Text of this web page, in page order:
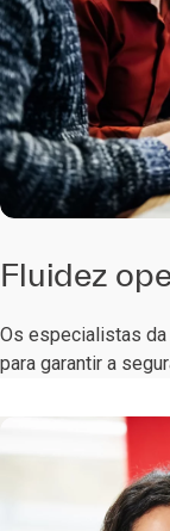
Fluidez
Os especialistas da
para garantir a